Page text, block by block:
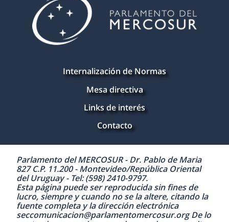
Internalización de Normas
Mesa directiva
Links de interés
Contacto
Parlamento del MERCOSUR - Dr. Pablo de Maria
827 C.P. 11.200 - Montevideo/República Oriental
del Uruguay - Tel: (598) 2410-9797.
Esta página puede ser reproducida sin fines de
lucro, siempre y cuando no se la altere, citando la
fuente completa y la dirección electrónica
seccomunicacion@parlamentomercosur.org De lo